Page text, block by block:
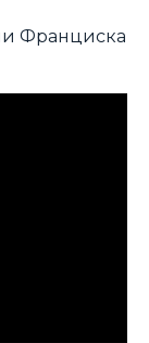
Франциска